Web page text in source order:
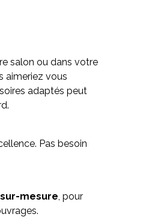
salon ou dans votre
aimeriez vous
adaptés peut
Pas besoin
mesure, pour